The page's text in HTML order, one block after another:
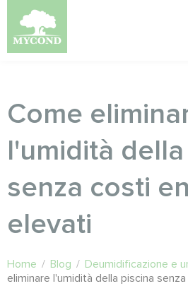
Come
l'umidità
senza costi
elevati
Home / Blog / Deumidificazione e
eliminare l'umidità della piscina